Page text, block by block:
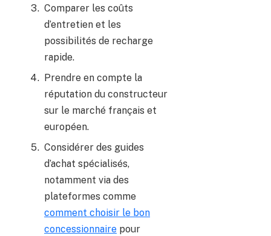
Comparer les coûts
d’entretien et les
possibilités de recharge
rapide.
Prendre en compte la
réputation du constructeur
sur le marché français et
européen.
Considérer des guides
d’achat spécialisés,
notamment via des
plateformes comme
comment choisir le bon
concessionnaire pour